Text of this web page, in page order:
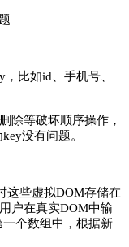
比如id、手机号、
除等破坏顺序操作，
没有问题。
这些虚拟DOM存储在
户在真实DOM中输
个数组中，根据新